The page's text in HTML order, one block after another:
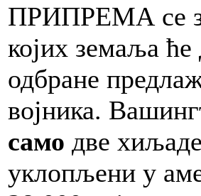
ПРИПРЕМА се
којих земаља
одбране
војника.
само две
уклопљени у